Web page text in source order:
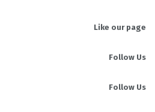
Like our page
Follow Us
Follow Us